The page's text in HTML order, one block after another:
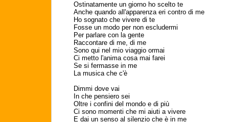
Ostinatamente un giorno ho scelto te
Anche quando all'apparenza eri contro di me
Ho sognato che vivere di te
Fosse un modo per non escludermi
Per parlare con la gente
Raccontare di me, di me
Sono qui nel mio viaggio ormai
Ci metto l'anima cosa mai farei
Se si fermasse in me
La musica che c'è
Dimmi dove vai
In che pensiero sei
Oltre i confini del mondo e di più
Ci sono momenti che mi aiuti a vivere
E dai un senso al silenzio che è in me